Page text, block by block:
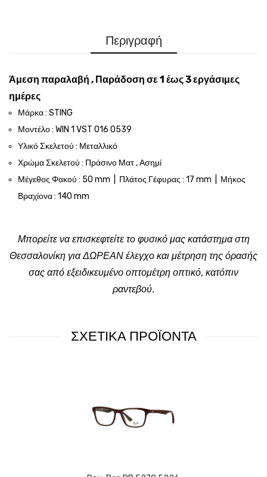
Περιγραφή
Άμεση παραλαβή , Παράδοση σε 1 έως 3 εργάσιμες
ημέρες
Μάρκα : STING
Μοντέλο : WIN 1 VST 016 0539
Υλικό Σκελετού : Μεταλλικό
Χρώμα Σκελετού : Πράσινο Ματ , Ασημί
Μέγεθος Φακού : 50 mm | Πλάτος Γέφυρας : 17 mm | Μήκος
Βραχίονα : 140 mm
Μπορείτε να επισκεφτείτε το φυσικό μας κατάστημα στη
Θεσσαλονίκη για ΔΩΡΕΑΝ έλεγχο και μέτρηση της όρασής
σας από εξειδικευμένο οπτομέτρη οπτικό, κατόπιν
ραντεβού.
ΣΧΕΤΙΚΑ ΠΡΟΪΟΝΤΑ